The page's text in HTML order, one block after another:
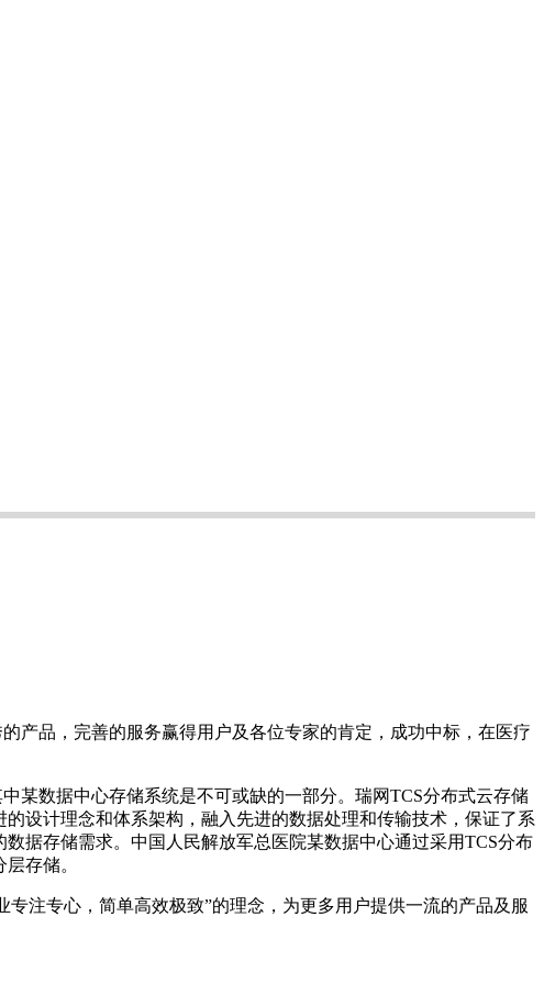
产品，完善的服务赢得用户及各位专家的肯定，成功中标，在医疗
某数据中心存储系统是不可或缺的一部分。瑞网TCS分布式云存储
的设计理念和体系架构，融入先进的数据处理和传输技术，保证了系
据存储需求。中国人民解放军总医院某数据中心通过采用TCS分布
存储。
专注专心，简单高效极致”的理念，为更多用户提供一流的产品及服